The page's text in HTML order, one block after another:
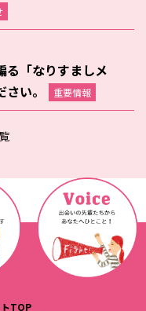
る「なりすましメ
い。
重要情報
TOP